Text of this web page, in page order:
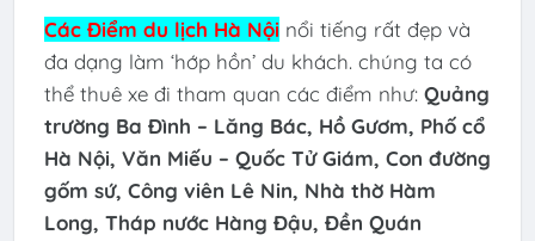
Các Điểm du lịch Hà Nội nổi tiếng rất đẹp và
đa dạng làm ‘hớp hồn’ du khách. chúng ta có
thể thuê xe đi tham quan các điểm như: Quảng
trường Ba Đình – Lăng Bác, Hồ Gươm, Phố cổ
Hà Nội, Văn Miếu – Quốc Tử Giám, Con đường
gốm sứ, Công viên Lê Nin, Nhà thờ Hàm
Long, Tháp nước Hàng Đậu, Đền Quán